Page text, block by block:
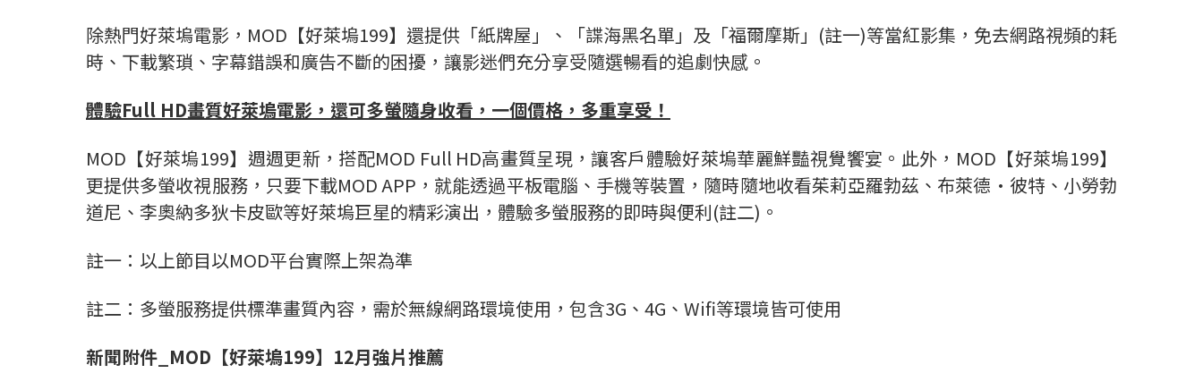
除熱門好萊塢電影，MOD【好萊塢199】還提供「紙牌屋」、「諜海黑名單」及「福爾摩斯」(註一)等當紅影集，免去網路視頻的耗
時、下載繁瑣、字幕錯誤和廣告不斷的困擾，讓影迷們充分享受隨選暢看的追劇快感。
體驗Full HD畫質好萊塢電影，還可多螢隨身收看，一個價格，多重享受！
MOD【好萊塢199】週週更新，搭配MOD Full HD高畫質呈現，讓客戶體驗好萊塢華麗鮮豔視覺饗宴。此外，MOD【好萊塢199】
更提供多螢收視服務，只要下載MOD APP，就能透過平板電腦、手機等裝置，隨時隨地收看茱莉亞羅勃茲、布萊德·彼特、小勞勃
道尼、李奧納多狄卡皮歐等好萊塢巨星的精彩演出，體驗多螢服務的即時與便利(註二)。
註一：以上節目以MOD平台實際上架為準
註二：多螢服務提供標準畫質內容，需於無線網路環境使用，包含3G、4G、Wifi等環境皆可使用
新聞附件 _MOD 【好萊塢199】 12月強片推薦